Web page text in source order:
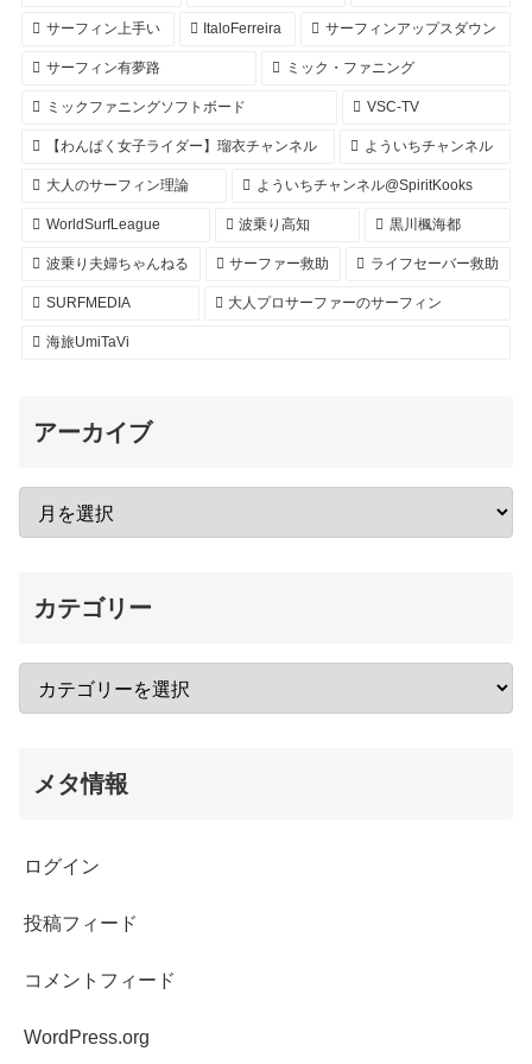
サーフィン上手い ItaloFerreira サーフィンアップスダウン
サーフィン有夢路 ミック・ファニング
ミックファニングソフトボード VSC-TV
【わんぱく女子ライダー】瑠衣チャンネル よういちチャンネル
大人のサーフィン理論 よういちチャンネル@SpiritKooks
WorldSurfLeague 波乗り高知 黒川楓海都
波乗り夫婦ちゃんねる サーファー救助 ライフセーバー救助
SURFMEDIA 大人プロサーファーのサーフィン
海旅UmiTaVi
アーカイブ
カテゴリー
メタ情報
ログイン
投稿フィード
コメントフィード
WordPress.org